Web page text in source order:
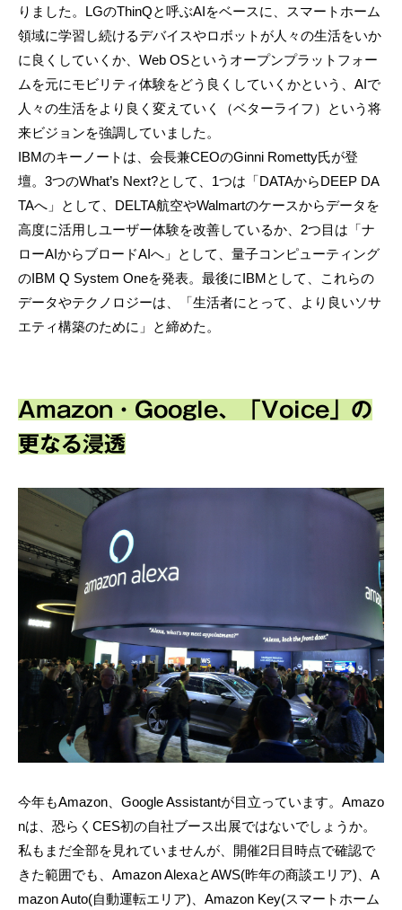
りました。LGのThinQと呼ぶAIをベースに、スマートホーム
領域に学習し続けるデバイスやロボットが人々の生活をいか
に良くしていくか、Web OSというオープンプラットフォー
ムを元にモビリティ体験をどう良くしていくかという、AIで
人々の生活をより良く変えていく（ベターライフ）という将
来ビジョンを強調していました。
IBMのキーノートは、会長兼CEOのGinni Rometty氏が登
壇。3つのWhat’s Next?として、1つは「DATAからDEEP DA
TAへ」として、DELTA航空やWalmartのケースからデータを
高度に活用しユーザー体験を改善しているか、2つ目は「ナ
ローAIからブロードAIへ」として、量子コンピューティング
のIBM Q System Oneを発表。最後にIBMとして、これらの
データやテクノロジーは、「生活者にとって、より良いソサ
エティ構築のために」と締めた。
Amazon・Google、「Voice」の
更なる浸透
今年もAmazon、Google Assistantが目立っています。Amazo
nは、恐らくCES初の自社ブース出展ではないでしょうか。
私もまだ全部を見れていませんが、開催2日目時点で確認で
きた範囲でも、Amazon AlexaとAWS(昨年の商談エリア)、A
mazon Auto(自動運転エリア)、Amazon Key(スマートホーム